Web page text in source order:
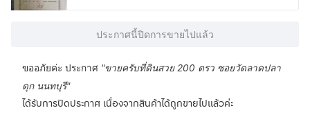
ประกาศนี้ปิดการขายไปแล้ว
ขออภัยค่ะ ประกาศ "ขายครับที่ดินสวย 200 ตรว ซอยวัดลาดปลา
ดุก นนทบุรี"
ได้รับการปิดประกาศ เนื่องจากสินค้าได้ถูกขายไปแล้วค่ะ